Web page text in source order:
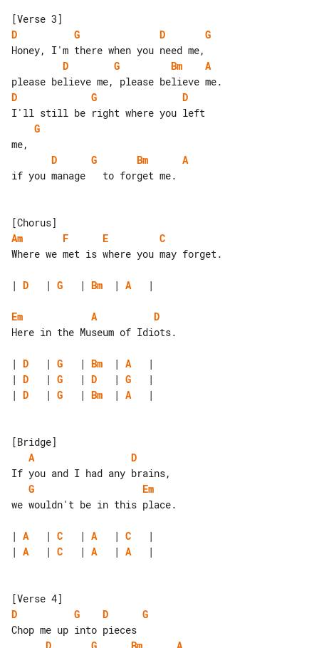
D
G D
G
D
G Bm
A
D
G
D
G
D
G Bm
A
if you manage   to forget me.
Am
F E
C
Where we met is where you may forget.
| D
   |
G
   |
Bm
  |
A
   |
Em A
D
Here in the Museum of Idiots.
| D
   |
G
   |
Bm
  |
A
| D
   |
G
   |
D
   |
G
| D
   |
G
   |
Bm
  |
A
   |
A
D
G
Em
we wouldn't be in this place.
| A
   |
C
   |
A
   |
C
| A
   |
C
   |
A
   |
A
   |
D
G D
G